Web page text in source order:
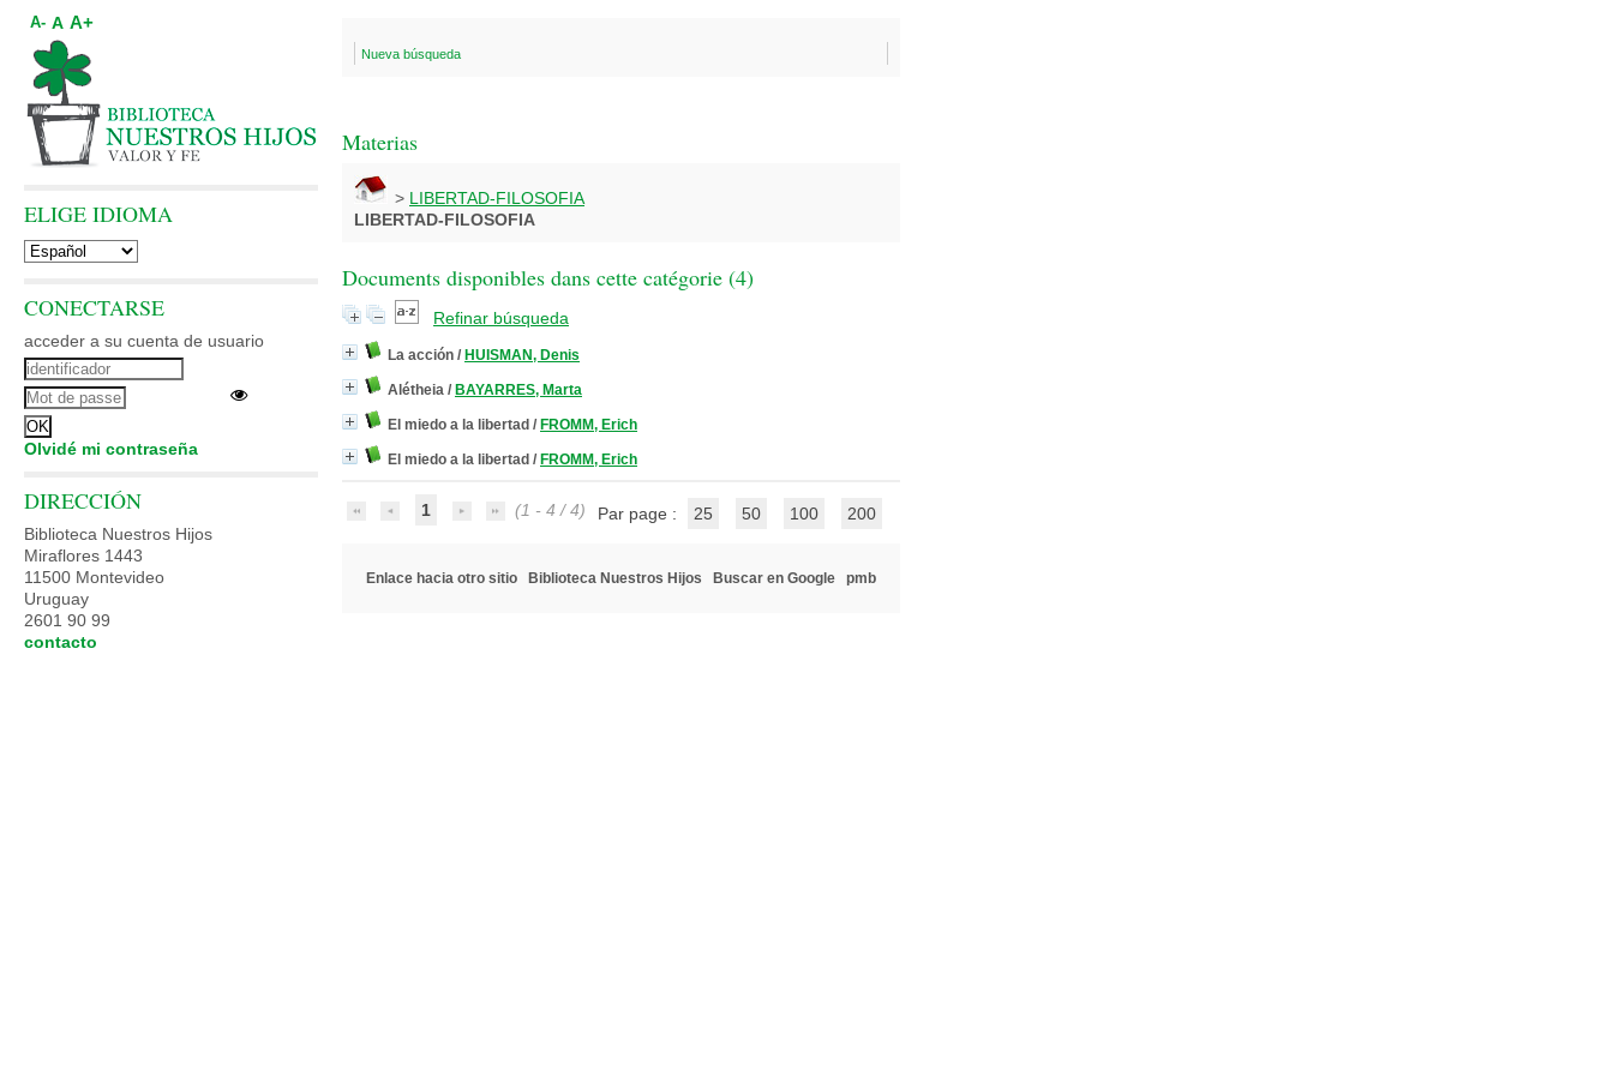
Nueva búsqueda
Materias
> LIBERTAD-FILOSOFIA
LIBERTAD-FILOSOFIA
Documents disponibles dans cette catégorie (4)
Refinar búsqueda
La acción / HUISMAN, Denis
Alétheia / BAYARRES, Marta
El miedo a la libertad / FROMM, Erich
El miedo a la libertad / FROMM, Erich
1 (1 - 4 / 4) Par page : 25 50 100 200
Enlace hacia otro sitio Biblioteca Nuestros Hijos Buscar en Google pmb
A- A A+
ELIGE IDIOMA
CONECTARSE
acceder a su cuenta de usuario
Olvidé mi contraseña
DIRECCIÓN
Biblioteca Nuestros Hijos
Miraflores 1443
11500 Montevideo
Uruguay
2601 90 99
contacto